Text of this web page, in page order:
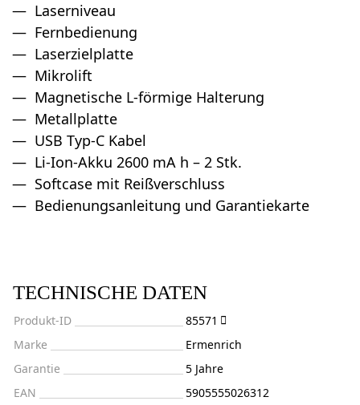
Laserniveau
Fernbedienung
Laserzielplatte
Mikrolift
Magnetische L-förmige Halterung
Metallplatte
USB Typ-C Kabel
Li-Ion-Akku 2600 mA h – 2 Stk.
Softcase mit Reißverschluss
Bedienungsanleitung und Garantiekarte
TECHNISCHE DATEN
Produkt-ID
85571
Marke
Ermenrich
Garantie
5 Jahre
EAN
5905555026312